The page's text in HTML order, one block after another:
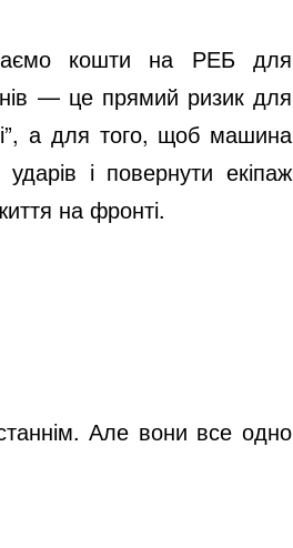
кошти на РЕБ для
— це прямий ризик для
а для того, щоб машина
і повернути екіпаж
на фронті.
Але вони все одно